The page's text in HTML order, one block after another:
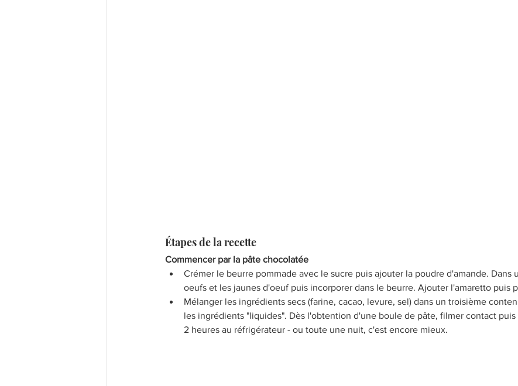
Étapes de la recette
Commencer par la pâte chocolatée
Crémer le beurre pommade avec le sucre puis ajouter la poudre d'amande. Dans
oeufs et les jaunes d'oeuf puis incorporer dans le beurre. Ajouter l'amaretto puis
Mélanger les ingrédients secs (farine, cacao, levure, sel) dans un troisième
les ingrédients "liquides". Dès l'obtention d'une boule de pâte, filmer contact puis
2 heures au réfrigérateur - ou toute une nuit, c'est encore mieux.